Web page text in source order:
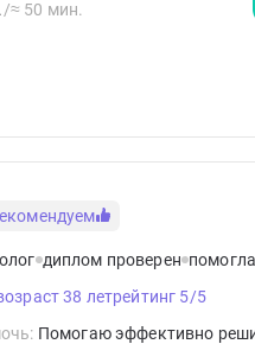
/≈ 50 мин.
диплом проверен
38 летрейтинг 5/5
Помогаю эффективно